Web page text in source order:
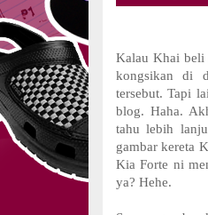
Kalau Khai beli
kongsikan di
tersebut. Tapi
blog. Haha.
tahu lebih
gambar kereta
Kia Forte ni
ya? Hehe.